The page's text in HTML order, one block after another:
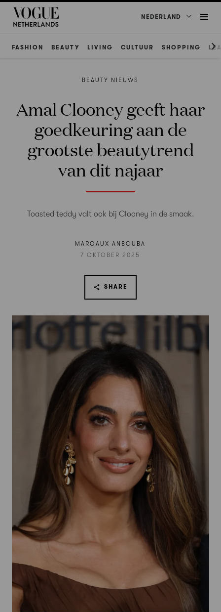
NEDERLAND
FASHION BEAUTY LIVING CULTUUR SHOPPING
BEAUTY NIEUWS
Amal Clooney geeft haar
goedkeuring aan de
grootste beautytrend
van dit najaar
Toasted teddy valt ook bij Clooney in de smaak.
MARGAUX ANBOUBA
7 OKTOBER 2025
SHARE